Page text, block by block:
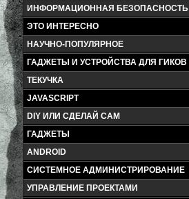
ИНФОРМАЦИОННАЯ БЕЗОПАСНОСТЬ
ЭТО ИНТЕРЕСНО
НАУЧНО-ПОПУЛЯРНОЕ
ГАДЖЕТЫ И УСТРОЙСТВА ДЛЯ ГИКОВ
ТЕКУЧКА
JAVASCRIPT
DIY ИЛИ СДЕЛАЙ САМ
ГАДЖЕТЫ
ANDROID
СИСТЕМНОЕ АДМИНИСТРИРОВАНИЕ
УПРАВЛЕНИЕ ПРОЕКТАМИ